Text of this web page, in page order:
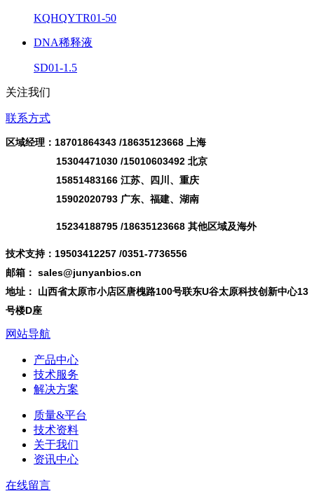
KQHQYTR01-50
DNA稀释液
SD01-1.5
关注我们
联系方式
区域经理：18701864343 /18635123668 上海
15304471030 /15010603492 北京
15851483166 江苏、四川、重庆
15902020793 广东、福建、湖南
15234188795 /18635123668 其他区域及海外
技术支持：19503412257 /0351-7736556
邮箱： sales@junyanbios.cn
地址： 山西省太原市小店区唐槐路100号联东U谷太原科技创新中心13
号楼D座
网站导航
产品中心
技术服务
解决方案
质量&平台
技术资料
关于我们
资讯中心
在线留言